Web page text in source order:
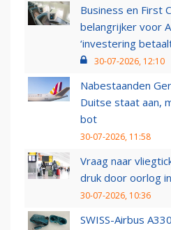
Business en First
belangrijker voor
‘investering
30-07-2026, 12:10
Nabestaanden
Duitse staat aan,
bot
30-07-2026, 11:58
Vraag naar
druk door oorlog
30-07-2026, 10:36
SWISS-Airbus